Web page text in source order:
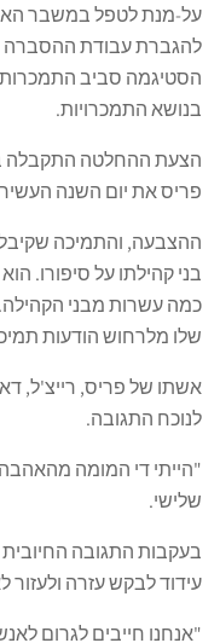
על-מנת לטפל במשבר
להגברת עבודת ההסברה
הסטיגמה סביב
בנושא התמכרויות.
הצעת ההחלטה התקבלה
פריס את יום השנה
ההצבעה, והתמיכה שקיבל
בני קהילתו על סיפורו.
כמה עשרות מבני
שלו מלרחוש הודעות
אשתו של פריס, רייצ'ל,
לנוכח התגובה.
"הייתי די המומה
שלישי.
בעקבות התגובה החיובית
עידוד לבקש עזרה ולעזור
"אנחנו חייבים לגרום